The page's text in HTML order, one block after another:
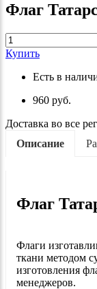
Флаг
Купить
Есть в
960 руб.
Доставка во все
Описание
Флаг
Флаги
ткани методом
изготовления
менеджеров.